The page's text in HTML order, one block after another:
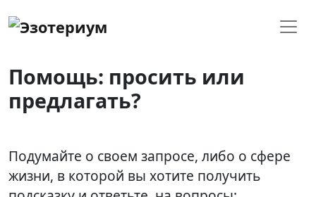
Помощь: просить или
предлагать?
Подумайте о своем запросе, либо о сфере
жизни, в которой вы хотите получить